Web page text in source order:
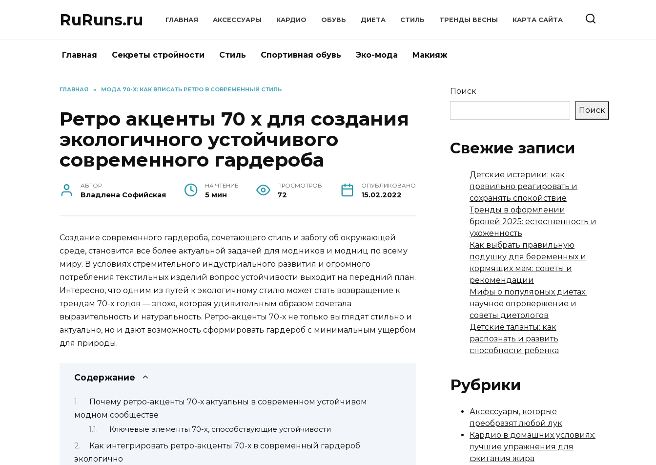
RuRuns.ru ГЛАВНАЯ АКСЕССУАРЫ КАРДИО ОБУВЬ ДИЕТА СТИЛЬ ТРЕНДЫ ВЕСНЫ КАРТА САЙТА
Главная Секреты стройности Стиль Спортивная обувь Эко-мода Макияж
ГЛАВНАЯ » МОДА 70-Х: КАК ВПИСАТЬ РЕТРО В СОВРЕМЕННЫЙ СТИЛЬ
Ретро акценты 70 х для создания
экологичного устойчивого
современного гардероба
АВТОР
Владлена Софийская
НА ЧТЕНИЕ
5 мин
ПРОСМОТРОВ
72
ОПУБЛИКОВАНО
15.02.2022
Создание современного гардероба, сочетающего стиль и заботу об окружающей
среде, становится все более актуальной задачей для модников и модниц по всему
миру. В условиях стремительного индустриального развития и огромного
потребления текстильных изделий вопрос устойчивости выходит на передний план.
Интересно, что одним из путей к экологичному стилю может стать возвращение к
трендам 70-х годов — эпохе, которая удивительным образом сочетала
выразительность и натуральность. Ретро-акценты 70-х не только выглядят стильно и
актуально, но и дают возможность сформировать гардероб с минимальным ущербом
для природы.
Содержание
Почему ретро-акценты 70-х актуальны в современном устойчивом
модном сообществе
Ключевые элементы 70-х, способствующие устойчивости
Как интегрировать ретро-акценты 70-х в современный гардероб
экологично
Поиск
Поиск
Свежие записи
Детские истерики: как
правильно реагировать и
сохранять спокойствие
Тренды в оформлении
бровей 2025: естественность и
ухоженность
Как выбрать правильную
подушку для беременных и
кормящих мам: советы и
рекомендации
Мифы о популярных диетах:
научное опровержение и
советы диетологов
Детские таланты: как
распознать и развить
способности ребенка
Рубрики
Аксессуары, которые
преобразят любой лук
Кардио в домашних условиях:
лучшие упражнения для
сжигания жира